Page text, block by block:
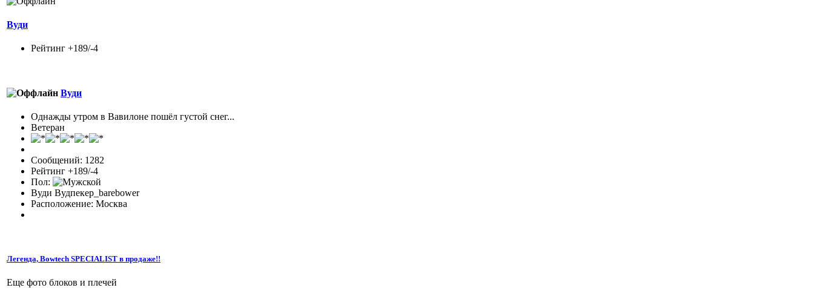
Вуди
Рейтинг +189/-4
Вуди
Однажды утром в Вавилоне пошёл густой снег...
Ветеран
Сообщений: 1282
Рейтинг +189/-4
Пол:
Вуди Вудпекер_barebower
Расположение: Москва
Легенда, Bowtech SPECIALIST в продаже!!
Еще фото блоков и плечей